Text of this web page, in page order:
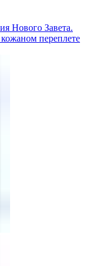
Нового Завета.
переплете